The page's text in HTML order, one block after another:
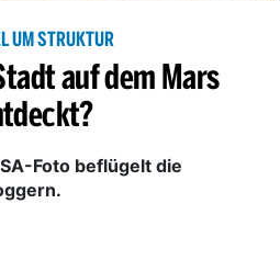
UM STRUKTUR
auf dem Mars
Foto beflügelt die